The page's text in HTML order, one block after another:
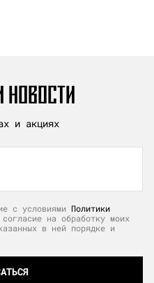
и акциях
с условиями Политики
на обработку моих
в ней порядке и